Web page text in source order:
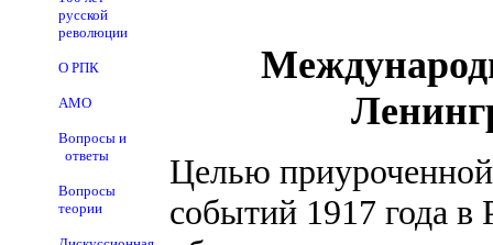
русской
революции
О РПК
АМО
Вопросы и
ответы
Вопросы
теории
Целью
событий 1917 года в